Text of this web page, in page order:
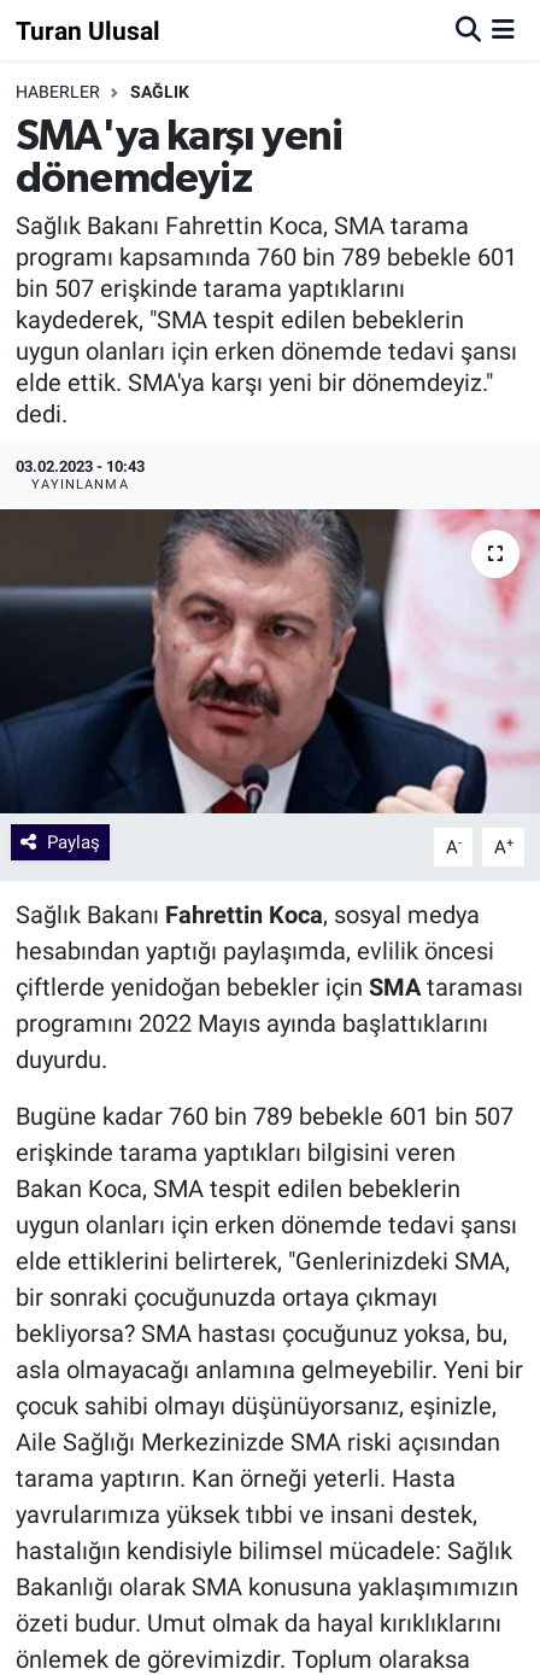
Turan Ulusal
HABERLER SAĞLIK
SMA'ya karşı yeni
dönemdeyiz
Sağlık Bakanı Fahrettin Koca, SMA tarama
programı kapsamında 760 bin 789 bebekle 601
bin 507 erişkinde tarama yaptıklarını
kaydederek, "SMA tespit edilen bebeklerin
uygun olanları için erken dönemde tedavi şansı
elde ettik. SMA'ya karşı yeni bir dönemdeyiz."
dedi.
03.02.2023 - 10:43
YAYINLANMA
Paylaş A- A+
Sağlık Bakanı Fahrettin Koca, sosyal medya
hesabından yaptığı paylaşımda, evlilik öncesi
çiftlerde yenidoğan bebekler için SMAtaraması
programını 2022 Mayıs ayında başlattıklarını
duyurdu.
Bugüne kadar 760 bin 789 bebekle 601 bin 507
erişkinde tarama yaptıkları bilgisini veren
Bakan Koca, SMA tespit edilen bebeklerin
uygun olanları için erken dönemde tedavi şansı
elde ettiklerini belirterek, "Genlerinizdeki SMA,
bir sonraki çocuğunuzda ortaya çıkmayı
bekliyorsa? SMA hastası çocuğunuz yoksa, bu,
asla olmayacağı anlamına gelmeyebilir. Yeni bir
çocuk sahibi olmayı düşünüyorsanız, eşinizle,
Aile Sağlığı Merkezinizde SMA riski açısından
tarama yaptırın. Kan örneği yeterli. Hasta
yavrularımıza yüksek tıbbi ve insani destek,
hastalığın kendisiyle bilimsel mücadele: Sağlık
Bakanlığı olarak SMA konusuna yaklaşımımızın
özeti budur. Umut olmak da hayal kırıklıklarını
önlemek de görevimizdir. Toplum olaraksa